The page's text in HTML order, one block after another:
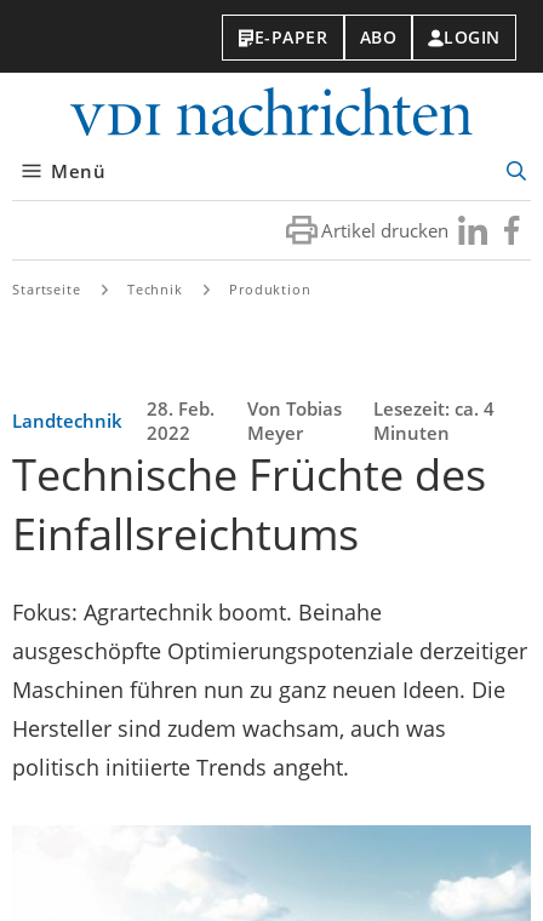
E-PAPER ABO LOGIN
Menü
Artikel drucken Besuchen
Sie
Sie
Startseite Technik Produktion
Landtechnik
28. Feb.
2022
Von Tobias
Meyer
Lesezeit: ca. 4
Minuten
Technische Früchte des
Einfallsreichtums
Fokus: Agrartechnik boomt. Beinahe
ausgeschöpfte Optimierungspotenziale derzeitiger
Maschinen führen nun zu ganz neuen Ideen. Die
Hersteller sind zudem wachsam, auch was
politisch initiierte Trends angeht.